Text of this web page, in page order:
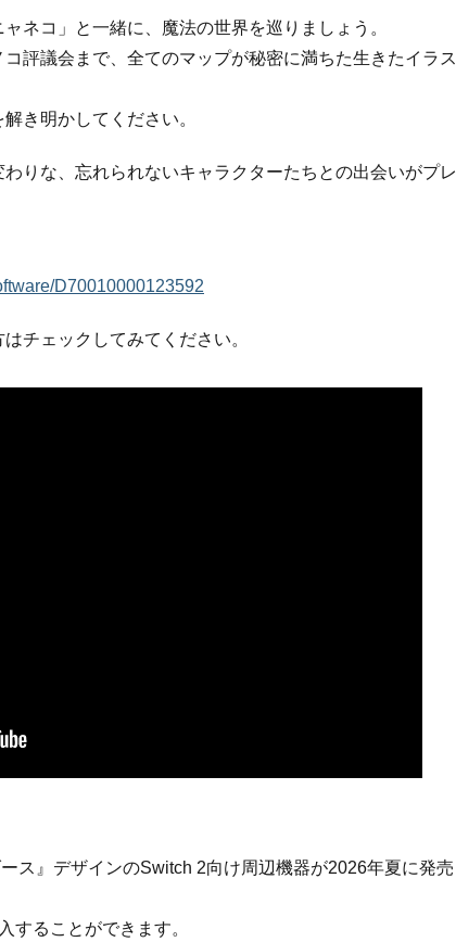
ネコ」と一緒に、魔法の世界を巡りましょう。
評議会まで、全てのマップが秘密に満ちた生きたイラス
き明かしてください。
りな、忘れられないキャラクターたちとの出会いがプレ
D70010000123592
チェックしてみてください。
ス』デザインのSwitch 2向け周辺機器が2026年夏に発売
することができます。